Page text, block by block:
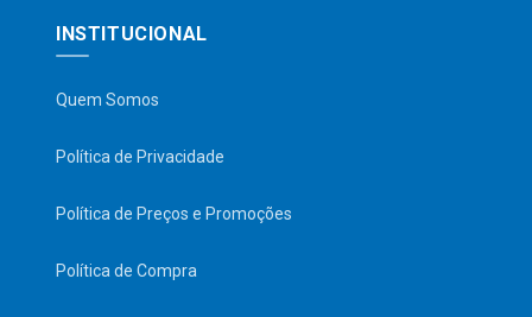
INSTITUCIONAL
Quem Somos
Política de Privacidade
Política de Preços e Promoções
Política de Compra